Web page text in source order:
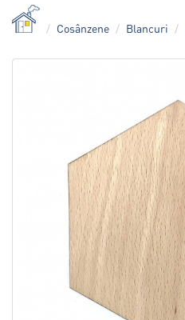
Cosânzene Blancuri